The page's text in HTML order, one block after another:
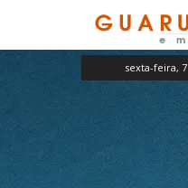
sexta-feira,
em